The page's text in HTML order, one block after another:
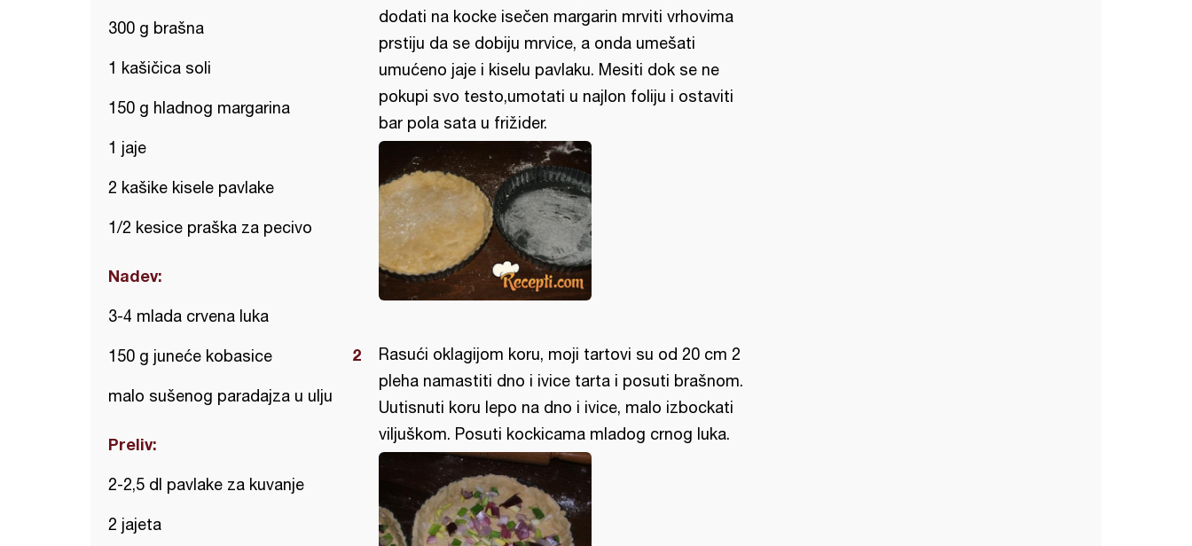
300 g brašna
1 kašičica soli
150 g hladnog margarina
1 jaje
2 kašike kisele pavlake
1/2 kesice praška za pecivo
Nadev:
3-4 mlada crvena luka
150 g juneće kobasice
malo sušenog paradajza u ulju
Preliv:
2-2,5 dl pavlake za kuvanje
2 jajeta
dodati na kocke isečen margarin mrviti vrhovima
prstiju da se dobiju mrvice, a onda umešati
umućeno jaje i kiselu pavlaku. Mesiti dok se ne
pokupi svo testo,umotati u najlon foliju i ostaviti
bar pola sata u frižider.
Rasući oklagijom koru, moji tartovi su od 20 cm 2
pleha namastiti dno i ivice tarta i posuti brašnom.
Uutisnuti koru lepo na dno i ivice, malo izbockati
viljuškom. Posuti kockicama mladog crnog luka.